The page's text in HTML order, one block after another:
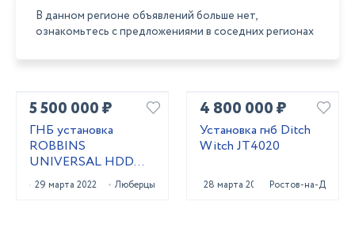
В данном регионе объявлений больше нет,
ознакомьтесь с предложениями в соседних регионах
5 500 000 ₽
ГНБ установка
ROBBINS
UNIVERSAL HDD
UNI 24x40
29 марта 2022 Люберцы
4 800 000 ₽
Установка гнб Ditch
Witch JT4020
28 марта 2023 Ростов-на-Дону